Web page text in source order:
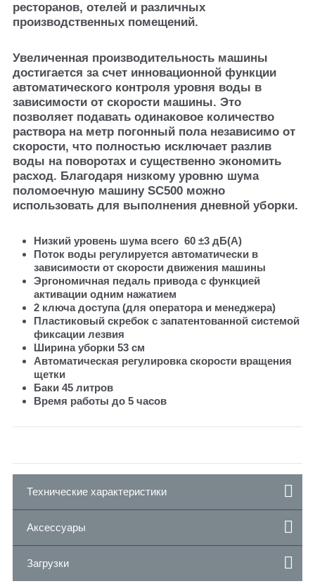
ресторанов, отелей и различных
производственных помещений.
Увеличенная производительность машины
достигается за счет инновационной функции
автоматического контроля уровня воды в
зависимости от скорости машины. Это
позволяет подавать одинаковое количество
раствора на метр погонный пола независимо от
скорости, что полностью исключает разлив
воды на поворотах и существенно экономить
расход. Благодаря низкому уровню шума
поломоечную машину SC500 можно
использовать для выполнения дневной уборки.
Низкий уровень шума всего 60 ±3 дБ(A)
Поток воды регулируется автоматически в
зависимости от скорости движения машины
Эргономичная педаль привода с функцией
активации одним нажатием
2 ключа доступа (для оператора и менеджера)
Пластиковый скребок с запатентованной системой
фиксации лезвия
Ширина уборки 53 см
Автоматическая регулировка скорости вращения
щетки
Баки 45 литров
Время работы до 5 часов
Технические характеристики
Аксессуары
Загрузки